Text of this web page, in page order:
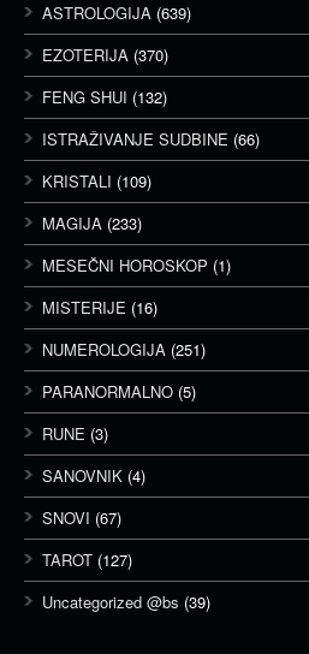
ASTROLOGIJA (639)
EZOTERIJA (370)
FENG SHUI (132)
ISTRAŽIVANJE SUDBINE (66)
KRISTALI (109)
MAGIJA (233)
MESEČNI HOROSKOP (1)
MISTERIJE (16)
NUMEROLOGIJA (251)
PARANORMALNO (5)
RUNE (3)
SANOVNIK (4)
SNOVI (67)
TAROT (127)
Uncategorized @bs (39)